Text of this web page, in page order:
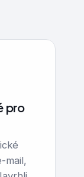
pro
mail,